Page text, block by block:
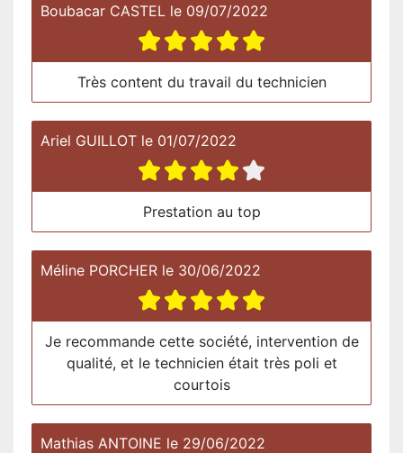
Boubacar CASTEL le 09/07/2022
Très content du travail du technicien
Ariel GUILLOT le 01/07/2022
Prestation au top
Méline PORCHER le 30/06/2022
Je recommande cette société, intervention de
qualité, et le technicien était très poli et
courtois
Mathias ANTOINE le 29/06/2022